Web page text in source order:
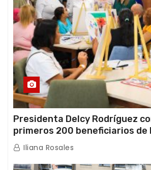
Presidenta Delcy Rodríguez
primeros 200 beneficiarios de
de los Abuelos “La Primavera”
Iliana Rosales